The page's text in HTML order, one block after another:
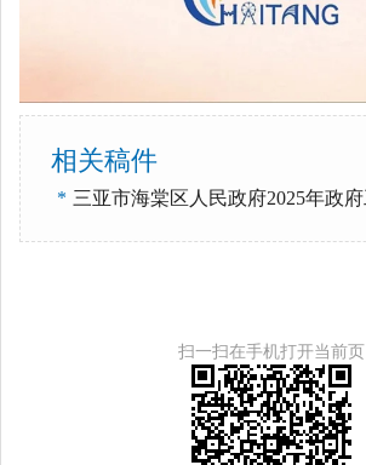
相关稿件
* 三亚市海棠区人民政府2025年政
扫一扫在手机打开当前页